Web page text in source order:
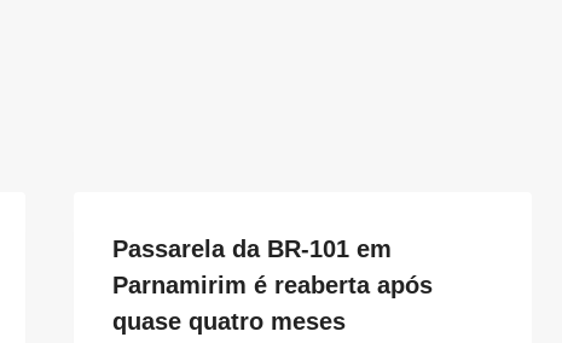
Passarela da BR-101 em
Parnamirim é reaberta após
quase quatro meses